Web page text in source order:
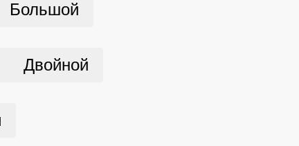
Большой
Двойной